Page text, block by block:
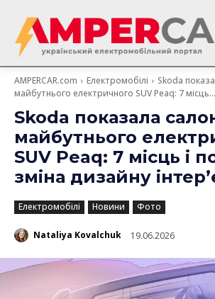
AMPERCAR.com Електромобілі
Skoda
майбутнього електричного SUV Peaq: 7 місць...
Skoda показала
майбутнього
SUV Peaq: 7 місць і
зміна дизайну
Електромобілі Новини Фото
Nataliya Kovalchuk 19.06.2026